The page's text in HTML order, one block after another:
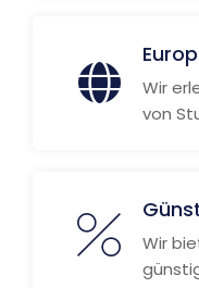
Wir
von
Wir